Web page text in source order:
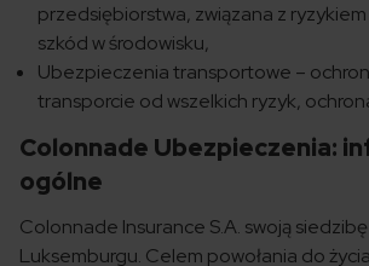
przedsiębiorstwa, związana z
szkód w środowisku,
Ubezpieczenia transportowe –
transporcie od wszelkich ryzyk,
Colonnade Ubezpieczenia:
ogólne
Colonnade Insurance S.A. swoją
Luksemburgu. Celem powołania do